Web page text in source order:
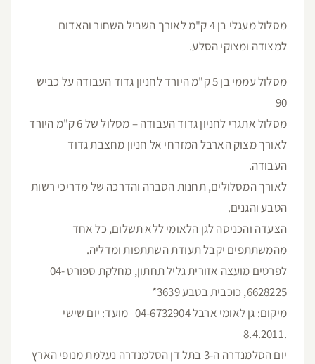
מסלול מעגלי בן 4 ק"מ לאורך השביל השחור והאדום
למצודה ומצוקי הסלע.
מסלול עממי בן 5 ק"מ היורד לחניון גדוד העבודה על כביש
90
מסלול אתגרי לחניון גדוד העבודה – מסלול של 6 ק"מ היורד
לאורך מצוק הארבל המזרחי אל חניון מחצבת גדוד
העבודה.
לאורך המסלולים, תחנות הסברה והדרכה של מדריכי רשות
הטבע והגנים.
הצעדה והכניסה לגן הלאומי ללא תשלום, כל אחד
מהמשתתפים יקבל תעודת השתתפות ומדליה.
לפרטים מועצה אזורית גליל תחתון, מחלקת ספורט 04-
6628225, כוכבית בטבע 3639*
מיקום: גן לאומי ארבל 04-6732904 מועד: יום שישי
.8.4.2011
יום הסלמנדרה ה-3 בתל דן הסלמנדרה נעלמת מנופי הארץ